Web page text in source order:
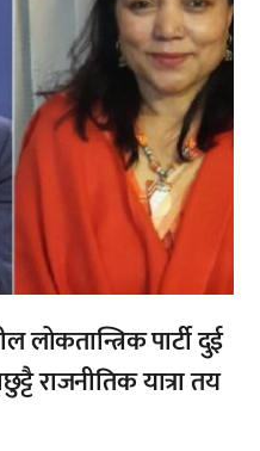
लोकतान्त्रिक पार्टी दुई
राजनीतिक यात्रा तय